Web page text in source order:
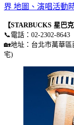
界 地圖、演唱活動
【STARBUCKS 星巴
📞電話：02-2302-8643
🏡地址：台北市萬華
宅)